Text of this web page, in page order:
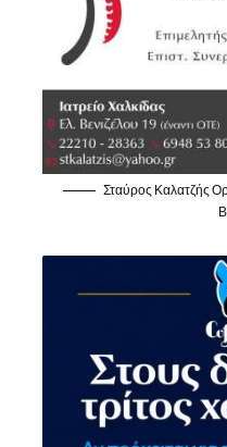
Σταύρος Καλατζής